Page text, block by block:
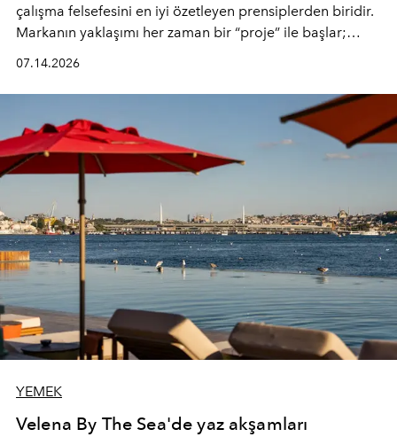
çalışma felsefesini en iyi özetleyen prensiplerden biridir.
Markanın yaklaşımı her zaman bir “proje” ile başlar;
(savoir-faire) buluşan parçalara dönüştürmek.
07.14.2026
YEMEK
Velena By The Sea'de yaz akşamları